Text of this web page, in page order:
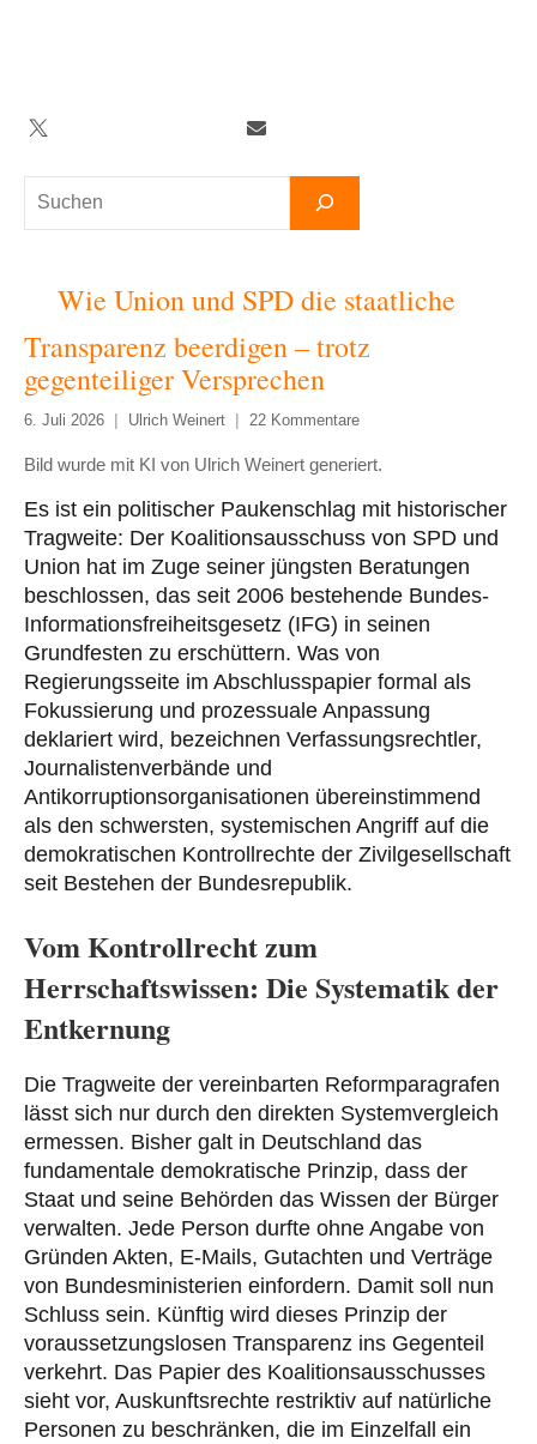
Suchen
Twitter TelegramNewsletter
Wie Union und SPD die staatliche
Transparenz beerdigen – trotz
gegenteiliger Versprechen
6. Juli 2026 Ulrich Weinert 22 Kommentare
Bild wurde mit KI von Ulrich Weinert generiert.
Es ist ein politischer Paukenschlag mit historischer
Tragweite: Der Koalitionsausschuss von SPD und
Union hat im Zuge seiner jüngsten Beratungen
beschlossen, das seit 2006 bestehende Bundes-
Informationsfreiheitsgesetz (IFG) in seinen
Grundfesten zu erschüttern. Was von
Regierungsseite im Abschlusspapier formal als
Fokussierung und prozessuale Anpassung
deklariert wird, bezeichnen Verfassungsrechtler,
Journalistenverbände und
Antikorruptionsorganisationen übereinstimmend
als den schwersten, systemischen Angriff auf die
demokratischen Kontrollrechte der Zivilgesellschaft
seit Bestehen der Bundesrepublik.
Vom Kontrollrecht zum
Herrschaftswissen: Die Systematik der
Entkernung
Die Tragweite der vereinbarten Reformparagrafen
lässt sich nur durch den direkten Systemvergleich
ermessen. Bisher galt in Deutschland das
fundamentale demokratische Prinzip, dass der
Staat und seine Behörden das Wissen der Bürger
verwalten. Jede Person durfte ohne Angabe von
Gründen Akten, E-Mails, Gutachten und Verträge
von Bundesministerien einfordern. Damit soll nun
Schluss sein. Künftig wird dieses Prinzip der
voraussetzungslosen Transparenz ins Gegenteil
verkehrt. Das Papier des Koalitionsausschusses
sieht vor, Auskunftsrechte restriktiv auf natürliche
Personen zu beschränken, die im Einzelfall ein